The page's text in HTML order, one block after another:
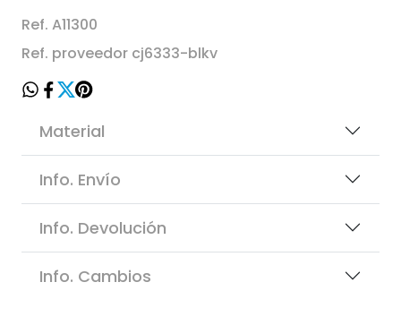
Ref. A11300
Ref. proveedor cj6333-blkv
Material
Info. Envío
Info. Devolución
Info. Cambios